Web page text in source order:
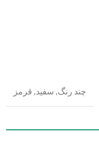
چند رنگ, سفید, قرمز